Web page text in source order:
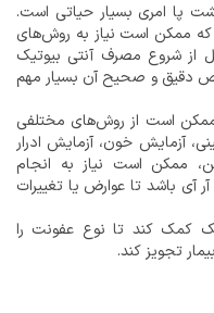
امری بسیار حیاتی است.
که ممکن است نیاز به روش‌های
از شروع مصرف آنتی بیوتیک
دقیق و صحیح آن بسیار مهم
است از روش‌های مختلفی
آزمایش خون، آزمایش ادرار
ممکن است نیاز به انجام
آی باشد تا عوارض یا تغییرات
کمک کند تا نوع عفونت را
تجویز کند.